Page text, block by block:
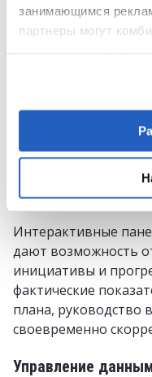
занимающимся
партнеры могут
Прогнозирование и
Инструменты
событий,
неопределенность
решения более
быстро меняющейся
Визуализация
стратегии
Интерактивные
дают возможность
инициативы и
фактические
плана, руководство
своевременно
Управление